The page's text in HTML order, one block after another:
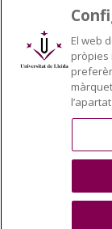
Enllaços UdL
Xarxes El web
pròpies